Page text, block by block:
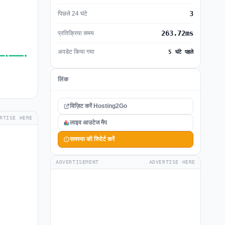
HERE
पिछले 24 घंटे 3
प्रतिक्रिया समय 263.72ms
अपडेट किया गया 5 घंटे पहले
लिंक
विज़िट करें Hosting2Go
लाइव आउटेज मैप
समस्या की रिपोर्ट करें
ADVERTISEMENT ADVERTISE HERE